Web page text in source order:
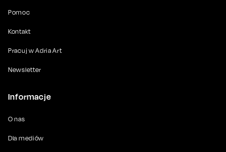
Pomoc
Kontakt
Pracuj w Adria Art
Newsletter
Informacje
O nas
Dla mediów